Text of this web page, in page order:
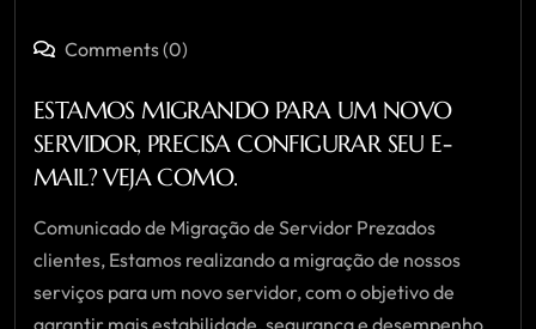
Comments (0)
ESTAMOS MIGRANDO PARA UM NOVO
SERVIDOR, PRECISA CONFIGURAR SEU E-
MAIL? VEJA COMO.
Comunicado de Migração de Servidor Prezados
clientes, Estamos realizando a migração de nossos
serviços para um novo servidor, com o objetivo de